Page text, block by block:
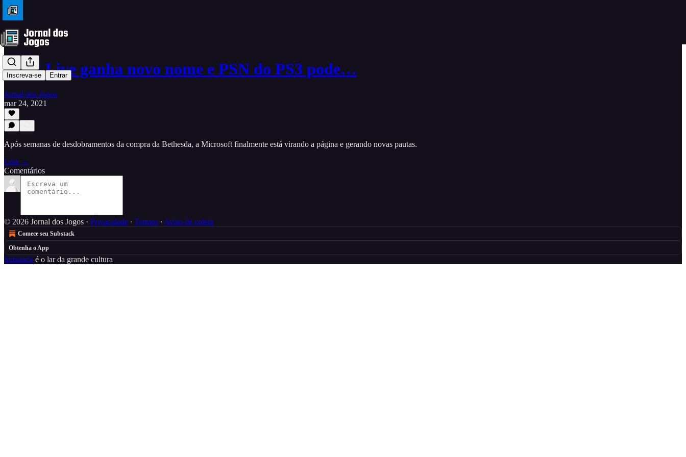
Inscreva-se Entrar
Xbox Live ganha novo nome e PSN do PS3 pode…
Jornal dos Jogos
mar 24, 2021
Após semanas de desdobramentos da compra da Bethesda, a Microsoft finalmente está virando a página e gerando novas pautas.
Leia →
Comentários
© 2026 Jornal dos Jogos · Privacidade ∙ Termos ∙ Aviso de coleta
Comece seu Substack
Obtenha o App
Substack é o lar da grande cultura